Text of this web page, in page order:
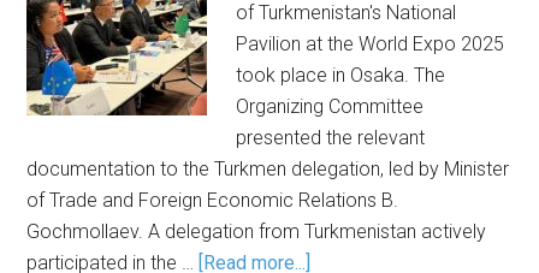
of Turkmenistan's National
Pavilion at the World Expo 2025
took place in Osaka. The
Organizing Committee
presented the relevant
documentation to the Turkmen delegation, led by Minister
of Trade and Foreign Economic Relations B.
Gochmollaev. A delegation from Turkmenistan actively
participated in the … [Read more...]